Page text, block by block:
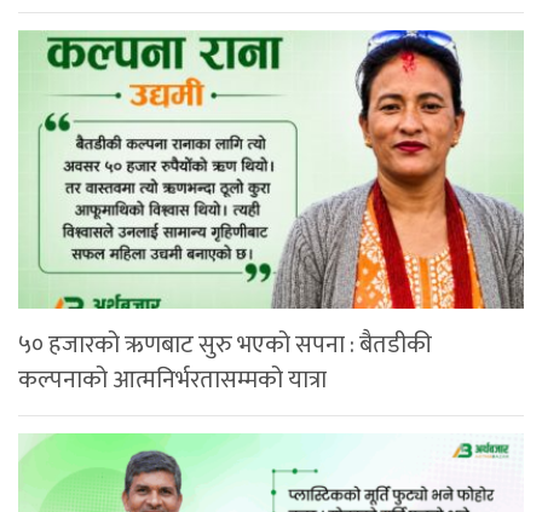
५० हजारको ऋणबाट सुरु भएको सपना : बैतडीकी
कल्पनाको आत्मनिर्भरतासम्मको यात्रा